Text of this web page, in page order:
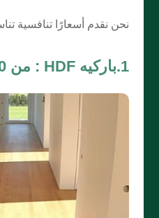
نحن نقدم أسعارًا تنافسية
1.باركيه HDF : من 70 إلى 120 ريال/متر